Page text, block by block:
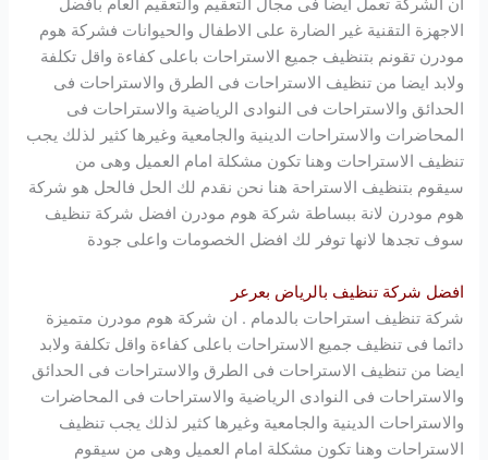
ان الشركة تعمل ايضا فى مجال التعقيم والتعقيم العام بافضل
الاجهزة التقنية غير الضارة على الاطفال والحيوانات فشركةهوم
مودرنتقونم بتنظيف جميع الاستراحات باعلى كفاءة واقل تكلفة
ولابد ايضا من تنظيف الاستراحات فى الطرق والاستراحات فى
الحدائق والاستراحات فى النوادى الرياضية والاستراحات فى
المحاضرات والاستراحات الدينية والجامعية وغيرها كثير لذلك يجب
تنظيف الاستراحات وهنا تكون مشكلة امام العميل وهى من
سيقوم بتنظيف الاستراحة هنا نحن نقدم لك الحل فالحل هو شركة
هوم مودرنلانة ببساطة شركةهوم مودرنافضل شركة تنظيف
سوف تجدها لانها توفر لك افضل الخصومات واعلى جودة
افضل شركة تنظيف بالرياض بعرعر
شركة تنظيف استراحات بالدمام . ان شركةهوم مودرنمتميزة
دائما فى تنظيف جميع الاستراحات باعلى كفاءة واقل تكلفة ولابد
ايضا من تنظيف الاستراحات فى الطرق والاستراحات فى الحدائق
والاستراحات فى النوادى الرياضية والاستراحات فى المحاضرات
والاستراحات الدينية والجامعية وغيرها كثير لذلك يجب تنظيف
الاستراحات وهنا تكون مشكلة امام العميل وهى من سيقوم